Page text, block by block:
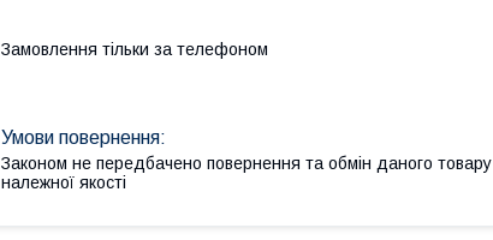
Замовлення тільки за телефоном
Законом не передбачено повернення та обмін даного товару
належної якості